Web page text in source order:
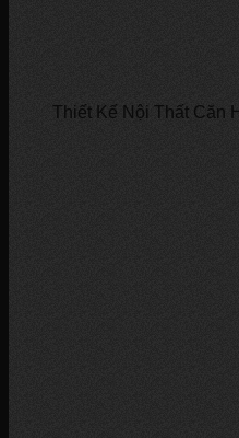
Thiết Kế Nội Thất Căn